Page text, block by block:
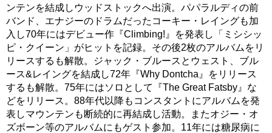
ンテンを結成しウッドストックへ出演。パパラルディの前
バンド、エナジーのドラムだったコーキー・レイングも加
入し70年にはデビュー作『Climbing!』を発表し「ミシシッ
ピ・クイーン」がヒットを記録。その後2枚のアルバムをリ
リースするも解散。ジャック・ブルースとウェスト、ブル
ース&レイングを結成し72年『Why Dontcha』をリリース
するも解散。75年にはソロとして『The Great Fatsby』な
どをリリース。88年代以降もコンスタントにアルバムを発
表しマウンテンも断続的に再結成し活動。またオジー・オ
ズボーン等のアルバムにもゲスト参加。11年には糖尿病に